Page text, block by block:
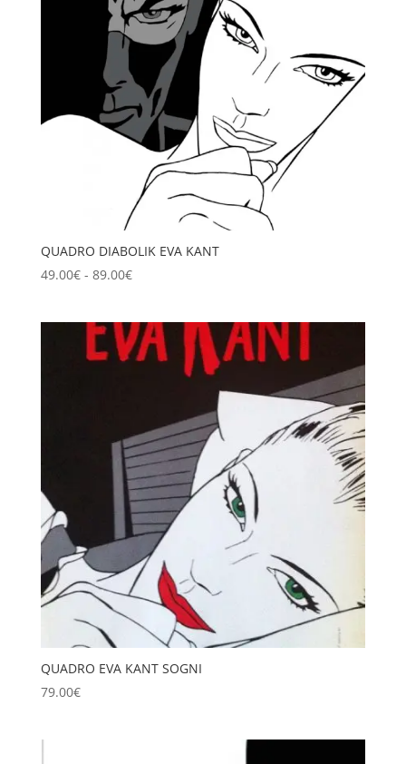
QUADRO DIABOLIK EVA KANT
49.00€ - 89.00€Fascia
da
49.00€
QUADRO EVA KANT SOGNI
79.00€